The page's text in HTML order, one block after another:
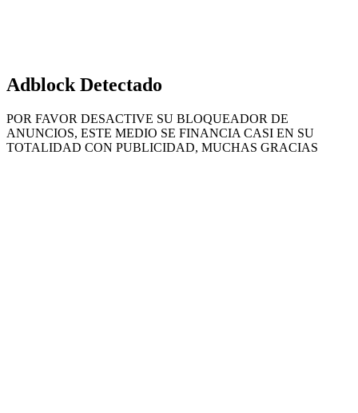
Adblock Detectado
POR FAVOR DESACTIVE SU BLOQUEADOR DE
ANUNCIOS, ESTE MEDIO SE FINANCIA CASI EN SU
TOTALIDAD CON PUBLICIDAD, MUCHAS GRACIAS